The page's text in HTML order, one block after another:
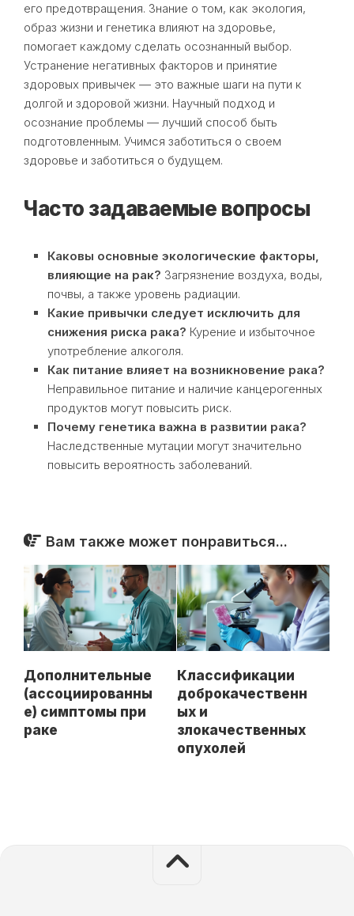
его предотвращения. Знание о том, как экология,
образ жизни и генетика влияют на здоровье,
помогает каждому сделать осознанный выбор.
Устранение негативных факторов и принятие
здоровых привычек — это важные шаги на пути к
долгой и здоровой жизни. Научный подход и
осознание проблемы — лучший способ быть
подготовленным. Учимся заботиться о своем
здоровье и заботиться о будущем.
Часто задаваемые вопросы
Каковы основные экологические факторы,
влияющие на рак? Загрязнение воздуха, воды,
почвы, а также уровень радиации.
Какие привычки следует исключить для
снижения риска рака? Курение и избыточное
употребление алкоголя.
Как питание влияет на возникновение рака?
Неправильное питание и наличие канцерогенных
продуктов могут повысить риск.
Почему генетика важна в развитии рака?
Наследственные мутации могут значительно
повысить вероятность заболеваний.
Вам также может понравиться...
Дополнительные
(ассоциированны
е) симптомы при
раке
Классификации
доброкачественн
ых и
злокачественных
опухолей